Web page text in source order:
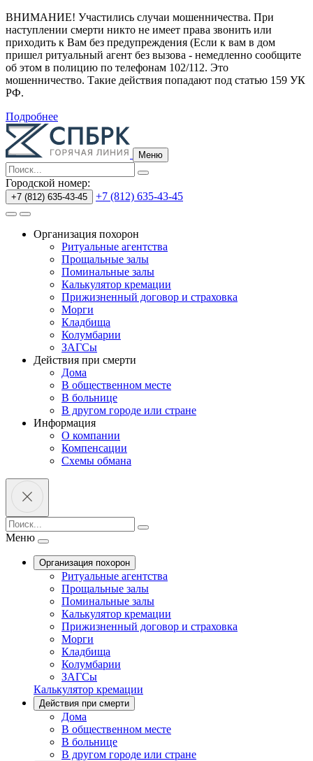
ВНИМАНИЕ! Участились случаи мошенничества. При
наступлении смерти никто не имеет права звонить или
приходить к Вам без предупреждения (Если к вам в дом
пришел ритуальный агент без вызова - немедленно сообщите
об этом в полицию по телефонам 102/112. Это
мошенничество. Такие действия попадают под статью 159 УК
РФ.
Подробнее
Меню
Городской номер:
+7 (812) 635-43-45 +7 (812) 635-43-45
Организация похорон
Ритуальные агентства
Прощальные залы
Поминальные залы
Калькулятор кремации
Прижизненный договор и страховка
Морги
Кладбища
Колумбарии
ЗАГСы
Действия при смерти
Дома
В общественном месте
В больнице
В другом городе или стране
Информация
О компании
Компенсации
Схемы обмана
Меню
Организация похорон
Ритуальные агентства
Прощальные залы
Поминальные залы
Калькулятор кремации
Прижизненный договор и страховка
Морги
Кладбища
Колумбарии
ЗАГСы
Калькулятор кремации
Действия при смерти
Дома
В общественном месте
В больнице
В другом городе или стране